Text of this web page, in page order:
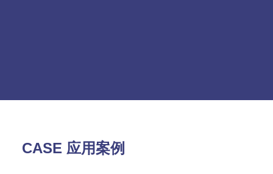
CASE 应用案例